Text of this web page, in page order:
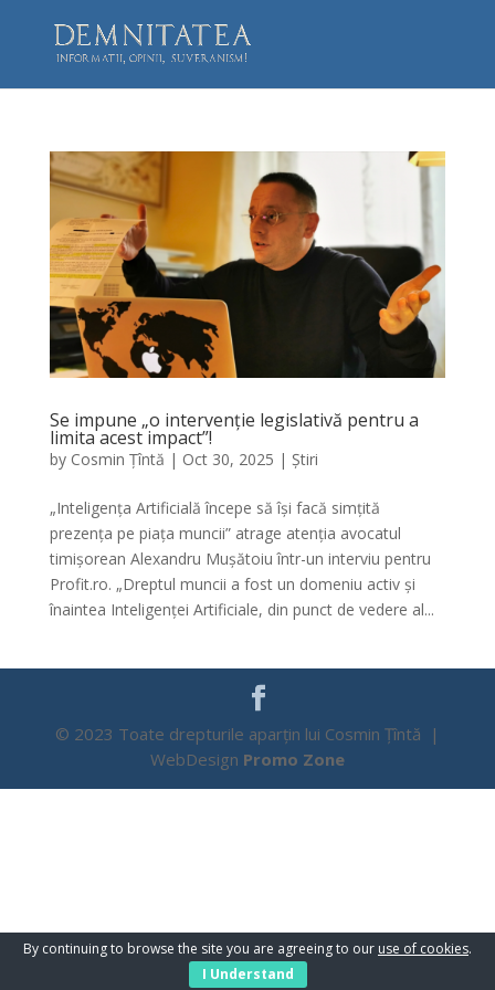
Se impune „o intervenție legislativă pentru a
limita acest impact”!
by Cosmin Țîntă | Oct 30, 2025 | Știri
„Inteligența Artificială începe să își facă simțită
prezența pe piața muncii” atrage atenția avocatul
timișorean Alexandru Mușătoiu într-un interviu pentru
Profit.ro. „Dreptul muncii a fost un domeniu activ și
înaintea Inteligenței Artificiale, din punct de vedere al...
© 2023 Toate drepturile aparțin lui Cosmin Țîntă |
WebDesign Promo Zone
By continuing to browse the site you are agreeing to our use of cookies.
I Understand